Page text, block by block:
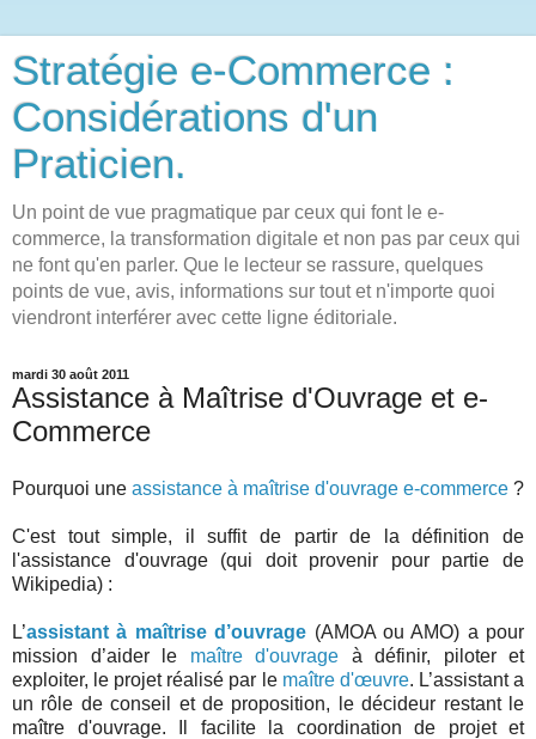
Stratégie e-Commerce :
Considérations d'un
Praticien.
Un point de vue pragmatique par ceux qui font le e-
commerce, la transformation digitale et non pas par ceux qui
ne font qu'en parler. Que le lecteur se rassure, quelques
points de vue, avis, informations sur tout et n'importe quoi
viendront interférer avec cette ligne éditoriale.
mardi 30 août 2011
Assistance à Maîtrise d'Ouvrage et e-
Commerce
Pourquoi une assistance à maîtrise d'ouvrage e-commerce ?
C'est tout simple, il suffit de partir de la définition de
l'assistance d'ouvrage (qui doit provenir pour partie de
Wikipedia) :
L’assistant à maîtrise d’ouvrage (AMOA ou AMO) a pour
mission d’aider le maître d'ouvrage à définir, piloter et
exploiter, le projet réalisé par le maître d'œuvre. L’assistant a
un rôle de conseil et de proposition, le décideur restant le
maître d'ouvrage. Il facilite la coordination de projet et